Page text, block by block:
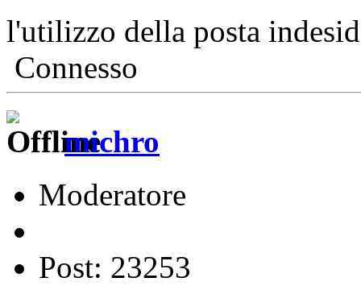
l'utilizzo della posta
Connesso
michro
Moderatore
Post: 23253